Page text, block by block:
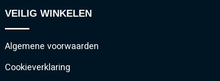
VEILIG WINKELEN
Algemene voorwaarden
Cookieverklaring